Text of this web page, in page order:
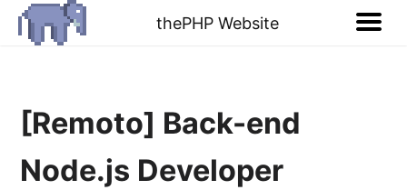
thePHP Website
[Remoto] Back-end
Node.js Developer